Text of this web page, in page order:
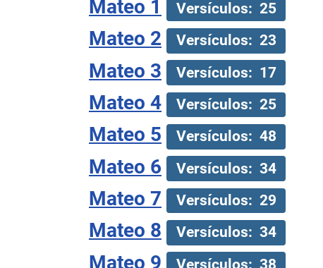
Mateo 1 Versículos: 25
Mateo 2 Versículos: 23
Mateo 3 Versículos: 17
Mateo 4 Versículos: 25
Mateo 5 Versículos: 48
Mateo 6 Versículos: 34
Mateo 7 Versículos: 29
Mateo 8 Versículos: 34
Mateo 9 Versículos: 38